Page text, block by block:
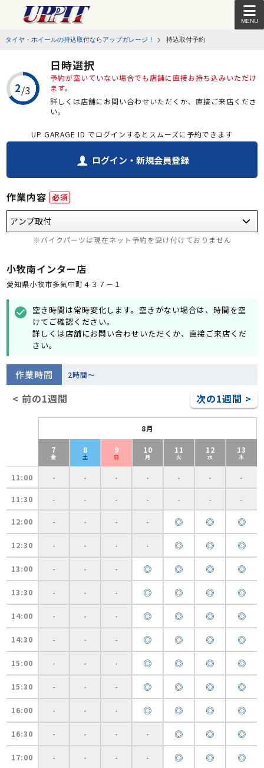
MENU
タイヤ・ホイールの持込取付ならアップガレージ！ 持込取付予約
日時選択
予約が空いていない場合でも店舗に直接お持ち込みいただけ
ます。
詳しくは店舗にお問い合わせいただくか、直接ご来店くださ
い。
UP GARAGE ID でログインするとスムーズに予約できます
ログイン・新規会員登録
作業内容 必須
※バイクパーツは現在ネット予約を受け付けておりません
小牧南インター店
愛知県小牧市多気中町４３７－１
check_circle 空き時間は常時変化します。空きがない場合は、時間を空
けてご確認ください。
詳しくは店舗にお問い合わせいただくか、直接ご来店くだ
さい。
作業時間 2時間～
< 前の1週間 次の1週間 >
8月
7
金
8
土
9
日
10
月
11
火
12
水
13
木
11:00 - - - - - - -
11:30 - - - - - - -
12:00 - - - - ◎ ◎ ◎
12:30 - - - - ◎ ◎ ◎
13:00 - - - ◎ ◎ ◎ ◎
13:30 - - - ◎ ◎ ◎ ◎
14:00 - - - ◎ ◎ ◎ ◎
14:30 - - - ◎ ◎ ◎ ◎
15:00 - - - ◎ ◎ ◎ ◎
15:30 - - - ◎ ◎ ◎ ◎
16:00 - - - ◎ ◎ ◎ ◎
16:30 - - - - ◎ ◎ ◎
17:00 - - - - ◎ ◎ ◎